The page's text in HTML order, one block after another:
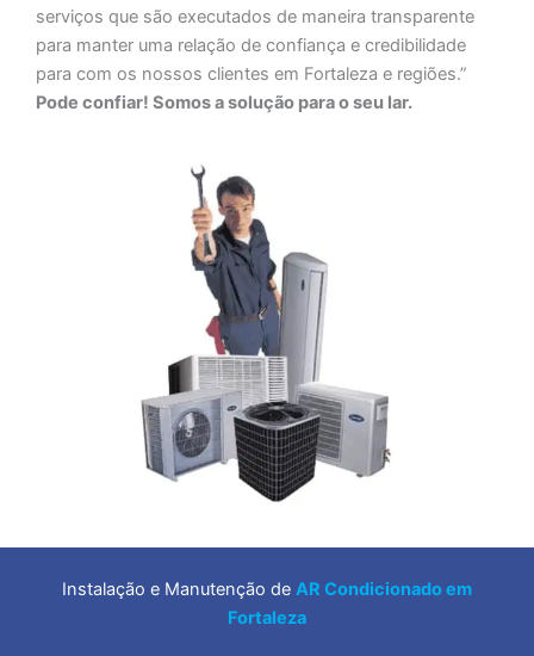
serviços que são executados de maneira transparente
para manter uma relação de confiança e credibilidade
para com os nossos clientes em Fortaleza e regiões.”
Pode confiar! Somos a solução para o seu lar.
Instalação e Manutenção de AR Condicionado em
Fortaleza